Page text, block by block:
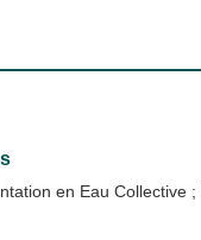
en Eau Collective ;